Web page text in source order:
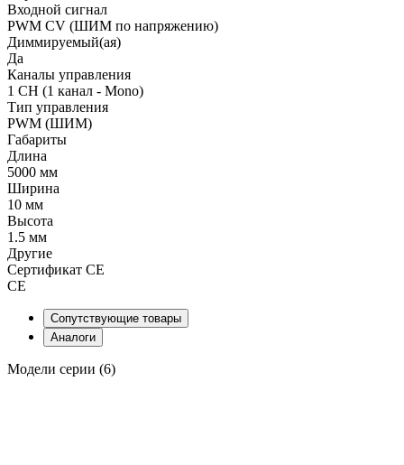
Входной сигнал
PWM СV (ШИМ по напряжению)
Диммируемый(ая)
Да
Каналы управления
1 CH (1 канал - Mono)
Тип управления
PWM (ШИМ)
Габариты
Длина
5000 мм
Ширина
10 мм
Высота
1.5 мм
Другие
Сертификат CE
CE
Сопутствующие товары
Аналоги
Модели серии (6)